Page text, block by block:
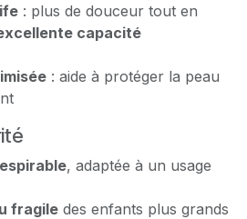
: plus de douceur tout en
capacité
: aide à protéger la peau
, adaptée à un usage
fragile des enfants plus grands